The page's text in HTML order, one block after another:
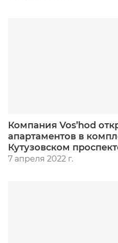
Компания Vos’hod
апартаментов в
Кутузовском
7 апреля 2022 г.